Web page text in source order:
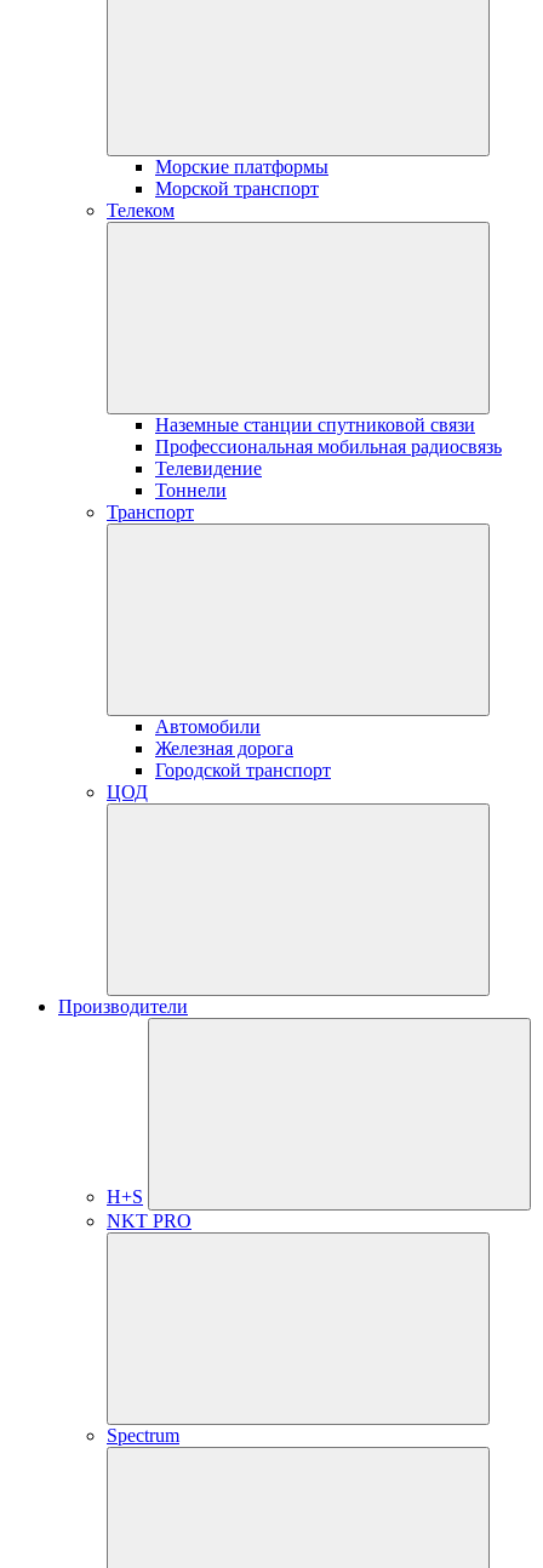
Морские платформы
Морской транспорт
Телеком
Наземные станции спутниковой связи
Профессиональная мобильная радиосвязь
Телевидение
Тоннели
Транспорт
Автомобили
Железная дорога
Городской транспорт
ЦОД
Производители
H+S
NKT PRO
Spectrum